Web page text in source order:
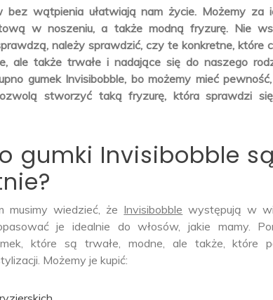
bez wątpienia ułatwiają nam życie. Możemy za
w noszeniu, a także modną fryzurę. Nie
należy sprawdzić, czy te konkretne, które
ale także trwałe i nadające się do naszego
gumek Invisibobble, bo możemy mieć
stworzyć taką fryzurę, która sprawdzi
gumki Invisibobble
musimy wiedzieć, że Invisibobble występują w
je idealnie do włosów, jakie mamy.
które są trwałe, modne, ale także, które
Możemy je kupić: